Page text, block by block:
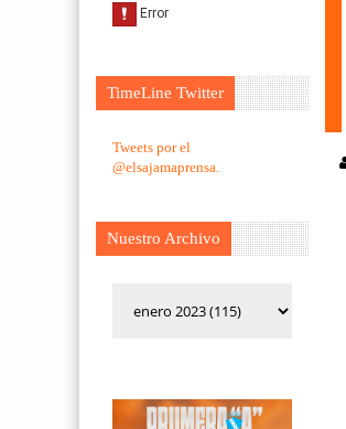
TimeLine Twitter
Tweets por el
@elsajamaprensa.
Nuestro Archivo